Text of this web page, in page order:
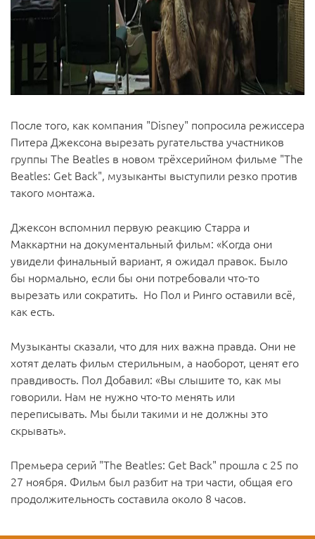
После того, как компания "Disney" попросила режиссера
Питера Джексона вырезать ругательства участников
группы The Beatles в новом трёхсерийном фильме "The
Beatles: Get Back", музыканты выступили резко против
такого монтажа.
Джексон вспомнил первую реакцию Старра и
Маккартни на документальный фильм: «Когда они
увидели финальный вариант, я ожидал правок. Было
бы нормально, если бы они потребовали что-то
вырезать или сократить. Но Пол и Ринго оставили всё,
как есть.
Музыканты сказали, что для них важна правда. Они не
хотят делать фильм стерильным, а наоборот, ценят его
правдивость. Пол Добавил: «Вы слышите то, как мы
говорили. Нам не нужно что-то менять или
переписывать. Мы были такими и не должны это
скрывать».
Премьера серий "The Beatles: Get Back" прошла с 25 по
27 ноября. Фильм был разбит на три части, общая его
продолжительность составила около 8 часов.